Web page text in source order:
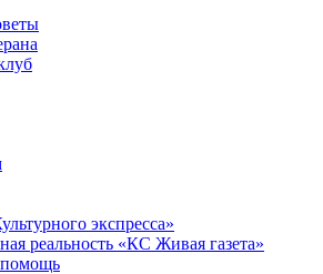
экспресса»
реальность «КС Живая газета»